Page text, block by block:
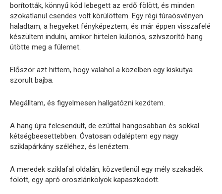
borították, könnyű köd lebegett az erdő fölött, és minden
szokatlanul csendes volt körülöttem. Egy régi túraösvényen
haladtam, a hegyeket fényképeztem, és már éppen visszafelé
készültem indulni, amikor hirtelen különös, szívszorító hang
ütötte meg a fülemet.
Először azt hittem, hogy valahol a közelben egy kiskutya
szorult bajba.
Megálltam, és figyelmesen hallgatózni kezdtem.
A hang újra felcsendült, de ezúttal hangosabban és sokkal
kétségbeesettebben. Óvatosan odaléptem egy nagy
sziklapárkány széléhez, és lenéztem.
A meredek sziklafal oldalán, közvetlenül egy mély szakadék
fölött, egy apró oroszlánkölyök kapaszkodott.